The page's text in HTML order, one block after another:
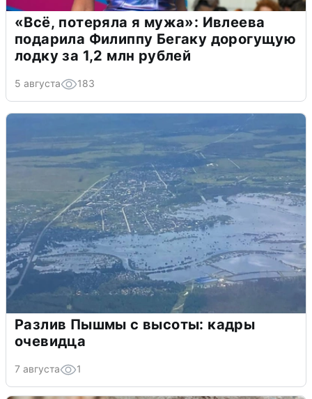
«Всё, потеряла я мужа»: Ивлеева
подарила Филиппу Бегаку дорогущую
лодку за 1,2 млн рублей
5 августа 183
Разлив Пышмы с высоты: кадры
очевидца
7 августа 1